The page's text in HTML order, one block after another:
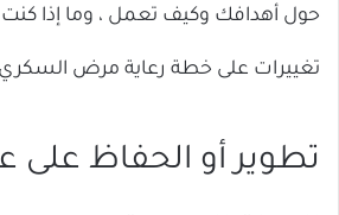
حول أهدافك وكيف تعمل ، وما إذا كنت
تغييرات على خطة رعاية مرض
تطوير أو الحفاظ على